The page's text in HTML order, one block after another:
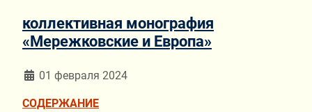
коллективная монография
«Мережковские и Европа»
Информация о материале
01 февраля 2024
СОДЕРЖАНИЕ